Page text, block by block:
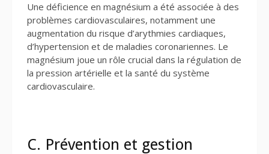
Une déficience en magnésium a été associée à des
problèmes cardiovasculaires, notamment une
augmentation du risque d’arythmies cardiaques,
d’hypertension et de maladies coronariennes. Le
magnésium joue un rôle crucial dans la régulation de
la pression artérielle et la santé du système
cardiovasculaire.
C. Prévention et gestion